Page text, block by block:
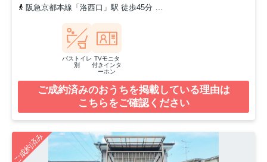
阪急京都本線「洛西口」駅 徒歩45分
バストイレ
別
TVモニタ
付きインタ
ーホン
ご成約済みのおうちを掲載している理由は
こちらをご確認ください
ご成約済み